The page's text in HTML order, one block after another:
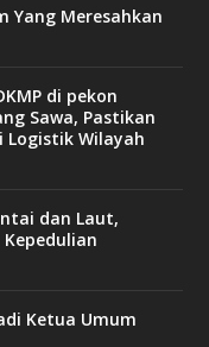
Yang Meresahkan
di pekon
Sawa, Pastikan
Logistik Wilayah
dan Laut,
Ketua Umum